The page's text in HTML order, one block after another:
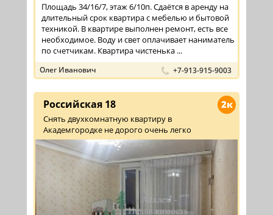
Площадь 34/16/7, этаж 6/10п. Сдаётся в аренду на
длительный срок квартира с мебелью и бытовой
техникой. В квартире выполнен ремонт, есть все
необходимое. Воду и свет оплачивает наниматель
по счетчикам. Квартира чистенька ...
Олег Иванович +7-913-915-9003
2к
Российская 18
Снять двухкомнатную квартиру в
Академгородке не дорого очень легко